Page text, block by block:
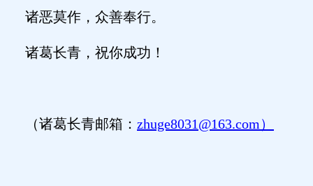
诸恶莫作，众善奉行。
诸葛长青，祝你成功！
（诸葛长青邮箱： zhuge8031@163.com）